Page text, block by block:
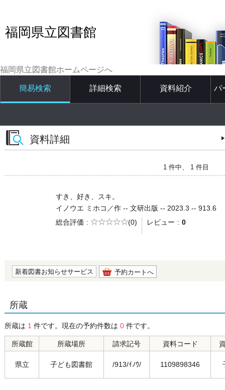
福岡県立図書館
福岡県立図書館ホームページへ
簡易検索 詳細検索 資料紹介 パ
資料詳細
1 件中、 1 件目
すき、好き、スキ。
イノウエ ミホコ／作 -- 文研出版 -- 2023.3 -- 913.6
総合評価
5段階評価
(0) レビュー 0
新着図書お知らせサービス 予約カートへ
所蔵
所蔵は 1 件です。現在の予約件数は 0 件です。
所蔵館 所蔵場所 請求記号 資料コード
県立 子ども図書館 /913/ｲﾉｳ/ 1109898346